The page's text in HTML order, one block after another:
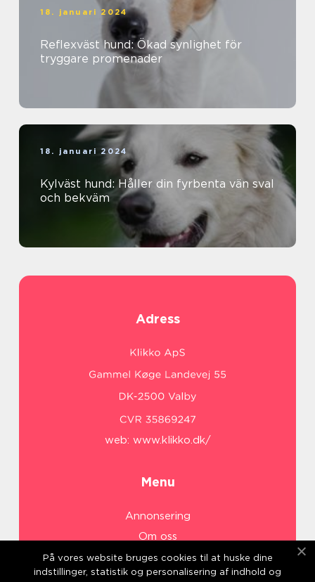
18. januari 2024
Reflexväst hund: Ökad synlighet för
tryggare promenader
18. januari 2024
Kylväst hund: Håller din fyrbenta vän sval
och bekväm
Adress
web: www.klikko.dk/
Menu
Annonsering
Om oss
Cookies
Kontakta oss
På vores website bruges cookies til at huske dine
indstillinger, statistik og personalisering af indhold og